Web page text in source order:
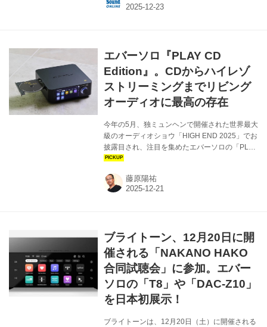
い機能を、活用してみてはいかがだろう。 ニュ
する」ことを目的として各種音響機器（オーデ
ィオ、楽器、AV）の開発・販売を行なっていま
す。 取扱ブランド | Bright T...
エバーソロ『PLAY CD
Edition』。CDからハイレゾ
ストリーミングまでリビング
オーディオに最高の存在
今年の5月、独ミュンヘンで開催された世界最大
級のオーディオショウ「HIGH END 2025」でお
披露目され、注目を集めたエバーソロの「PLAY
CD Edition」および「PLAY」が日本上陸を果た
メインアンプをベースに、ネットワークプレー
ヤー、光／同軸デジタル入力、同軸デジタル出
サポートできるという実に欲張りなモデルだ。
さらに興味深いのは、CDドライブを備えた
「PLAY CD Edition」と、CDドライ...
藤原陽祐
ブライトーン、12月20日に開
催される「NAKANO HAKO
合同試聴会」に参加。エバー
ソロの「T8」や「DAC-Z10」
を日本初展示！
ブライトーンは、12月20日（土）に開催される